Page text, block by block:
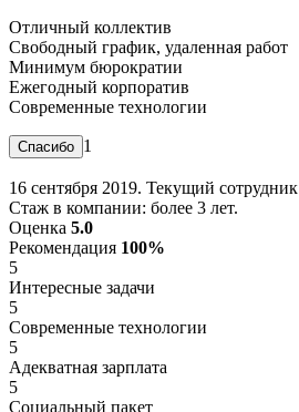
Отличный коллектив
Свободный график, удаленная работ
Минимум бюрократии
Ежегодный корпоратив
Современные технологии
1
16 сентября 2019. Текущий сотрудник
Стаж в компании: более 3 лет.
Оценка 5.0
Рекомендация 100%
5
Интересные задачи
5
Современные технологии
5
Адекватная зарплата
5
Социальный пакет